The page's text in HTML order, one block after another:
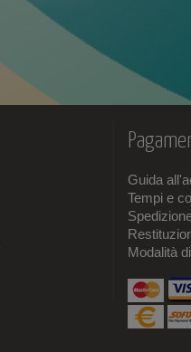
Guida
Tempi e
Modalità